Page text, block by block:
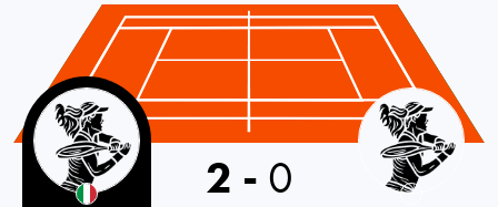
Italy
2 - 0